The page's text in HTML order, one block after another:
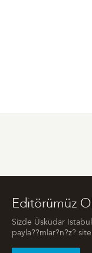
Editörümüz
Sizde Üsküdar
payla??mlar?n?z?